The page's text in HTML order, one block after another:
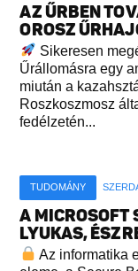
AZ ŰRBEN
OROSZ
Sikeresen
Űrállomásra egy
miután a
Roszkoszmosz
fedélzetén...
TUDOMÁNY
A MICROSOFT
LYUKAS,
Az informatika